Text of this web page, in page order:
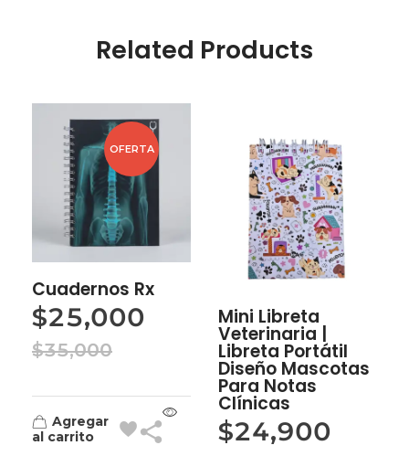
Related Products
OFERTA
Cuadernos Rx
$25,000
$35,000
Agregar
al carrito
Mini Libreta
Veterinaria |
Libreta Portátil
Diseño Mascotas
Para Notas
Clínicas
$24,900